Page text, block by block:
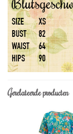
Gerelateerde producten